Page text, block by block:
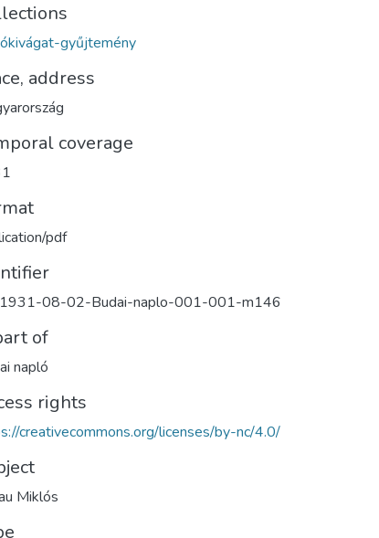
gyűjtemény
address
coverage
pdf
08-02-Budai-naplo-001-001-m146
of
napló
rights
creativecommons.org/licenses/by-nc/4.0/
Miklós